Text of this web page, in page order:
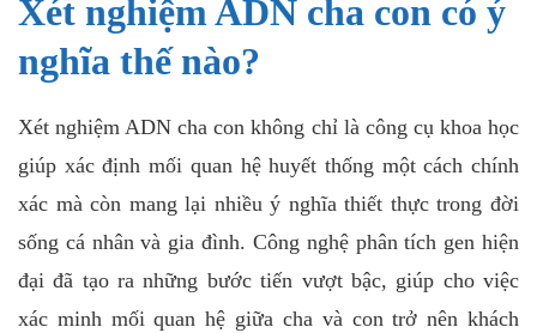
Xét nghiệm ADN cha con có ý
nghĩa thế nào?
Xét nghiệm ADN cha con không chỉ là công cụ khoa học
giúp xác định mối quan hệ huyết thống một cách chính
xác mà còn mang lại nhiều ý nghĩa thiết thực trong đời
sống cá nhân và gia đình. Công nghệ phân tích gen hiện
đại đã tạo ra những bước tiến vượt bậc, giúp cho việc
xác minh mối quan hệ giữa cha và con trở nên khách